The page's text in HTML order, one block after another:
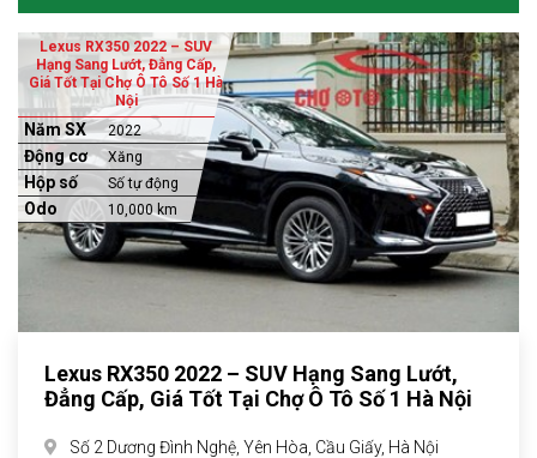
Lexus RX350 2022 – SUV
Hạng Sang Lướt, Đẳng Cấp,
Giá Tốt Tại Chợ Ô Tô Số 1 Hà
Nội
Năm SX 2022
Động cơ Xăng
Hộp số Số tự động
Odo 10,000 km
Lexus RX350 2022 – SUV Hạng Sang Lướt,
Đẳng Cấp, Giá Tốt Tại Chợ Ô Tô Số 1 Hà Nội
Số 2 Dương Đình Nghệ, Yên Hòa, Cầu Giấy, Hà Nội